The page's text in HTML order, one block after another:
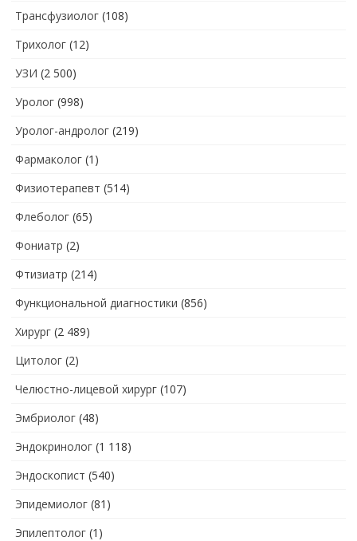
Трансфузиолог (108)
Трихолог (12)
УЗИ (2 500)
Уролог (998)
Уролог-андролог (219)
Фармаколог (1)
Физиотерапевт (514)
Флеболог (65)
Фониатр (2)
Фтизиатр (214)
Функциональной диагностики (856)
Хирург (2 489)
Цитолог (2)
Челюстно-лицевой хирург (107)
Эмбриолог (48)
Эндокринолог (1 118)
Эндоскопист (540)
Эпидемиолог (81)
Эпилептолог (1)